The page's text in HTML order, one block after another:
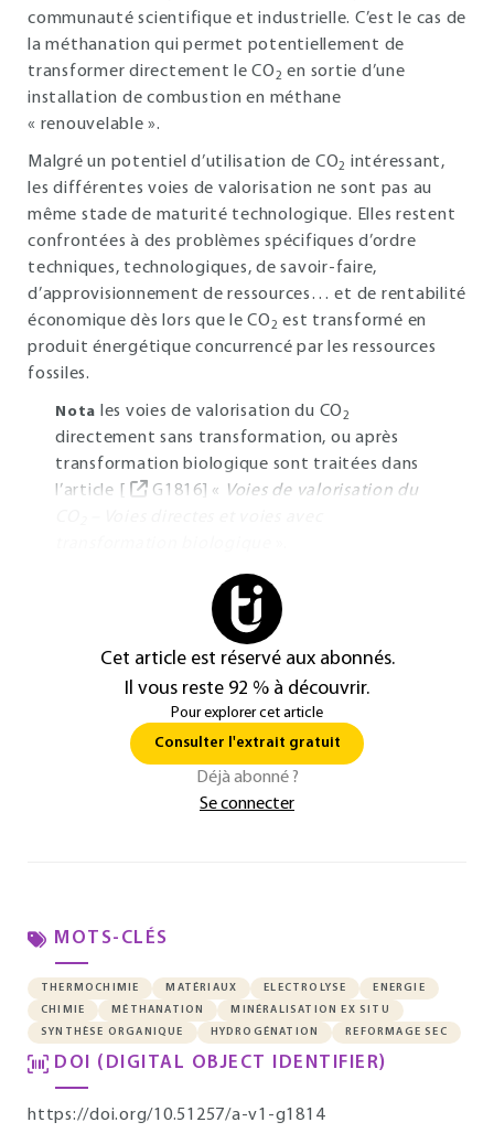
communauté scientifique et industrielle. C’est le cas de
la méthanation qui permet potentiellement de
transformer directement le CO2 en sortie d’une
installation de combustion en méthane
« renouvelable ».
Malgré un potentiel d’utilisation de CO2 intéressant,
les différentes voies de valorisation ne sont pas au
même stade de maturité technologique. Elles restent
confrontées à des problèmes spécifiques d’ordre
techniques, technologiques, de savoir-faire,
d’approvisionnement de ressources… et de rentabilité
économique dès lors que le CO2 est transformé en
produit énergétique concurrencé par les ressources
fossiles.
Nota les voies de valorisation du CO2
directement sans transformation, ou après
transformation biologique sont traitées dans
l’article [
G1816] « Voies de valorisation du
Cet article est réservé aux abonnés.
Il vous reste 92 % à découvrir.
Pour explorer cet article
Consulter l'extrait gratuit
Déjà abonné ?
Se connecter
MOTS-CLÉS
THERMOCHIMIE MATÉRIAUX ELECTROLYSE
ENERGIE
CHIMIE
MÉTHANATION
MINÉRALISATION EX SITU
SYNTHÈSE ORGANIQUE
HYDROGÉNATION REFORMAGE SEC
DOI (DIGITAL OBJECT IDENTIFIER)
https://doi.org/10.51257/a-v1-g1814